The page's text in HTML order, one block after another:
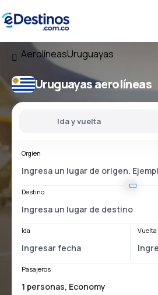
AerolíneasUruguayas
Uruguayas aerolíneas
Ida y vuelta
Orgien
Destino
Ida Vuelta
Pasajeros